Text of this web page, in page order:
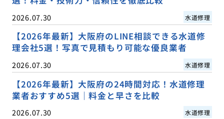
2026.07.30 水道修理
【2026年最新】大阪府のLINE相談できる水道修
理会社5選！写真で見積もり可能な優良業者
2026.07.30 水道修理
【2026年最新】大阪府の24時間対応！水道修理
業者おすすめ5選｜料金と早さを比較
2026.07.30 水道修理